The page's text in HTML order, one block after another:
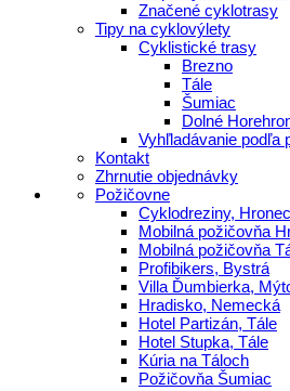
Značené cyklotrasy
Tipy na cyklovýlety
Cyklistické trasy
Brezno
Tále
Šumiac
Dolné
Vyhľladávanie podľa
Kontakt
Zhrnutie objednávky
Požičovne
Cyklodreziny, Hronec
Mobilná požičovňa
Mobilná požičovňa
Profibikers, Bystrá
Villa Ďumbierka,
Hradisko, Nemecká
Hotel Partizán, Tále
Hotel Stupka, Tále
Kúria na Táloch
Požičovňa Šumiac